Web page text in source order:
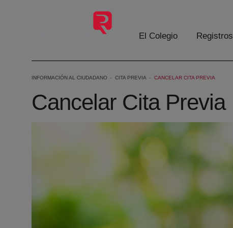
El Colegio Registros
INFORMACIÓN AL CIUDADANO CITA PREVIA CANCELAR CITA PREVIA
Cancelar Cita Previa